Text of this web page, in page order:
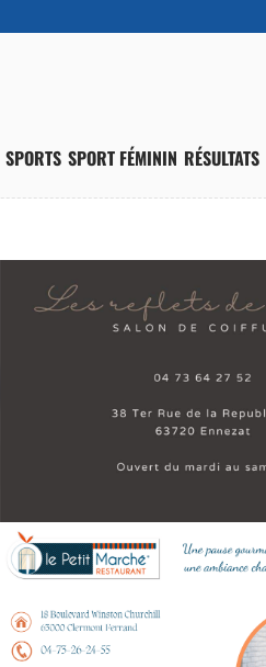
SPORTS SPORT FÉMININ RÉSULTATS